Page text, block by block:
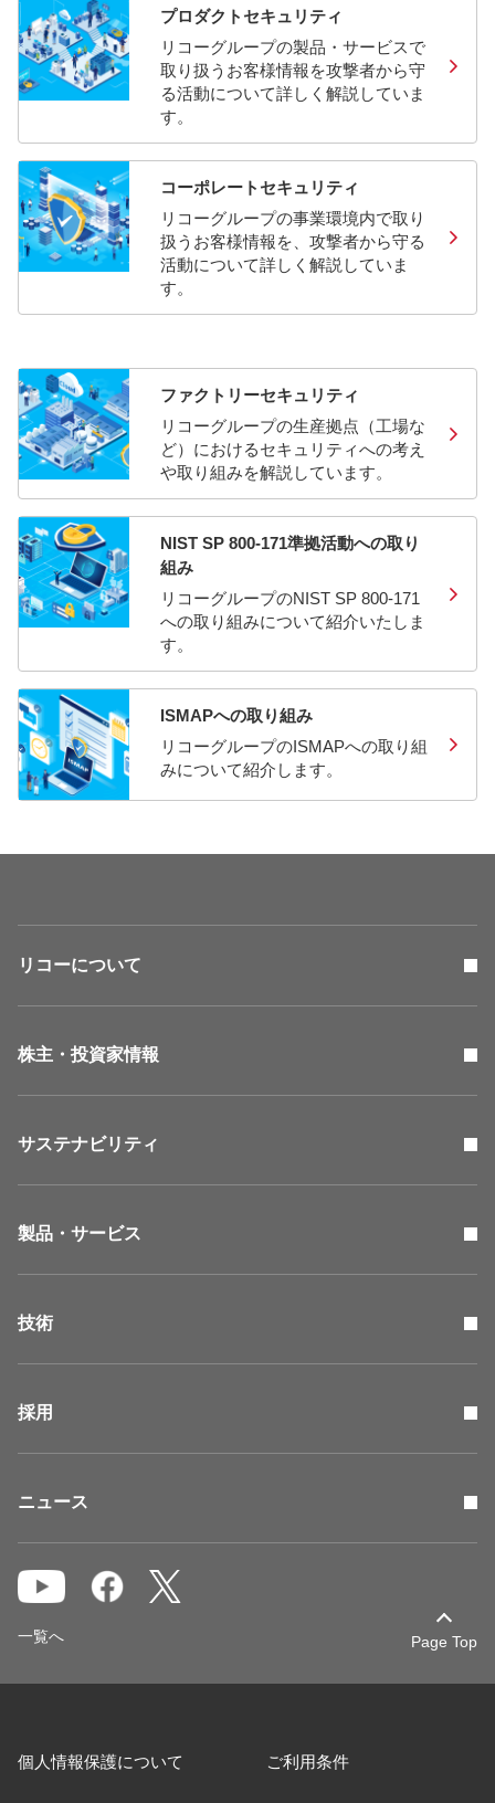
プロダクトセキュリティ
リコーグループの製品・サービスで
取り扱うお客様情報を攻撃者から守
る活動について詳しく解説していま
す。
コーポレートセキュリティ
リコーグループの事業環境内で取り
扱うお客様情報を、攻撃者から守る
活動について詳しく解説していま
す。
ファクトリーセキュリティ
リコーグループの生産拠点（工場な
ど）におけるセキュリティへの考え
や取り組みを解説しています。
NIST SP 800-171準拠活動への取り
組み
リコーグループのNIST SP 800-171
への取り組みについて紹介いたしま
す。
ISMAPへの取り組み
リコーグループのISMAPへの取り組
みについて紹介します。
リコーについて
株主・投資家情報
サステナビリティ
製品・サービス
技術
採用
ニュース
Page Top
一覧へ
個人情報保護について ご利用条件